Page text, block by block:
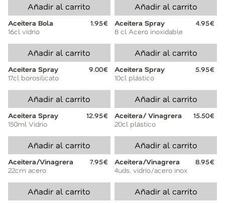
Añadir al carrito
Aceitera Bola
1.95€
16cl vidrio
Añadir al carrito
Aceitera Spray
4.95€
8 cl Acero inoxidable
Añadir al carrito
Aceitera Spray
9.00€
17cl borosilicato
Añadir al carrito
Aceitera Spray
5.95€
10cl plástico
Añadir al carrito
Aceitera Spray
12.95€
150ml Vidrio
Añadir al carrito
Aceitera/ Vinagrera
15.50€
20cl plástico
Añadir al carrito
Aceitera/Vinagrera
7.95€
22cm acero
Añadir al carrito
Aceitera/Vinagrera
8.95€
4uds. vidrio/acero inox
Añadir al carrito Añadir al carrito